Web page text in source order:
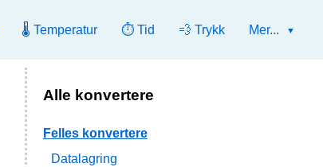
🌡️ Temperatur ⏱️ Tid 💨 Trykk Mer...
Alle konvertere
Felles konvertere
Datalagring